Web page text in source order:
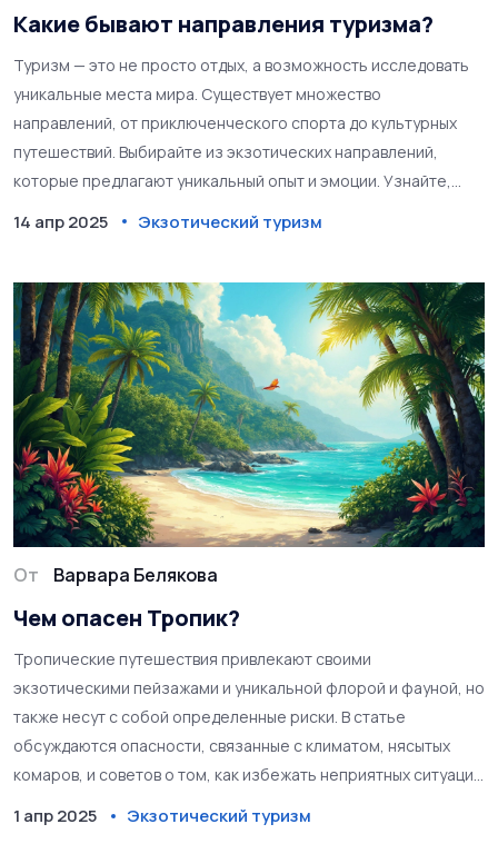
Какие бывают направления туризма?
Туризм — это не просто отдых, а возможность исследовать
уникальные места мира. Существует множество
направлений, от приключенческого спорта до культурных
путешествий. Выбирайте из экзотических направлений,
которые предлагают уникальный опыт и эмоции. Узнайте,
Откройте для себя необычные способы провести отпуск.
14 апр 2025 Экзотический туризм
От Варвара Белякова
Чем опасен Тропик?
Тропические путешествия привлекают своими
экзотическими пейзажами и уникальной флорой и фауной, но
также несут с собой определенные риски. В статье
обсуждаются опасности, связанные с климатом, нясытых
комаров, и советов о том, как избежать неприятных ситуаций
свою семью от болезней и дискомфорта. Получите
1 апр 2025 Экзотический туризм